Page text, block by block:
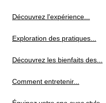
Découvrez l'expérience...
Exploration des pratiques...
Découvrez les bienfaits des...
Comment entretenir...